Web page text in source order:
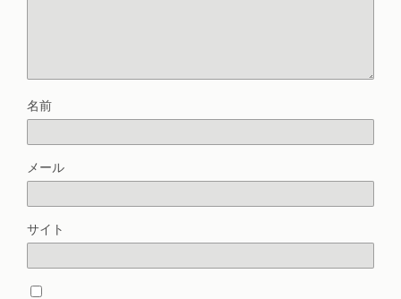
名前
メール
サイト